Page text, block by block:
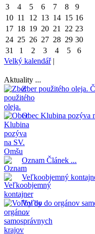
3
4 5 6 7 8
9
10 11 12 13 14 15 16
17 18 19 20 21 22 23
24 25 26 27 28 29 30
31
1 2 3 4 5
6
Velký kalendář|
Aktuality ...
Zber použitého oleja.
Obec Klubina pozýva
Oznam Článek ...
Veľkoobjemný
Voľby do orgánov
...